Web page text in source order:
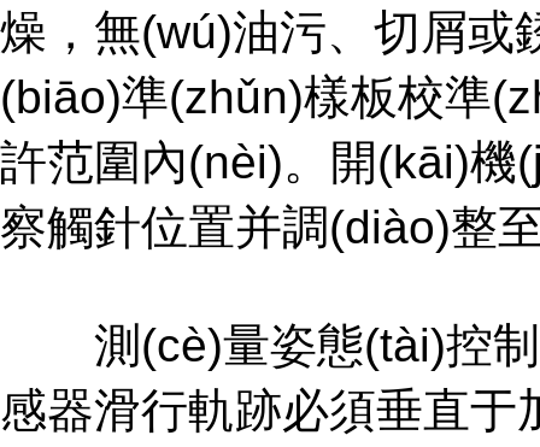
燥，無(wú)油污、切屑或
(biāo)準(zhǔn)樣板校準
許范圍內(nèi)。開(kāi)
察觸針位置并調(diào)整至
測(cè)量姿態(tài)控制
感器滑行軌跡必須垂直于